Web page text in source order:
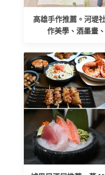
高雄手作推薦。河堤
作美學、酒墨畫